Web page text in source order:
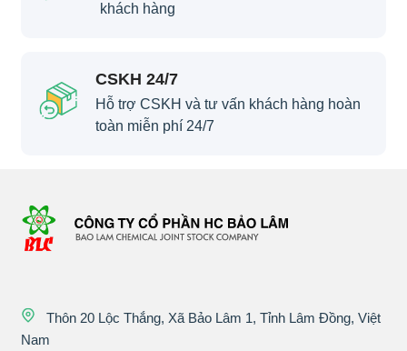
khách hàng
CSKH 24/7
Hỗ trợ CSKH và tư vấn khách hàng hoàn
toàn miễn phí 24/7
Thôn 20 Lộc Thắng, Xã Bảo Lâm 1, Tỉnh Lâm Đồng, Việt
Nam